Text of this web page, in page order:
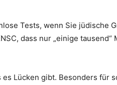
Tests, wenn Sie jüdische
dass nur „einige
es Lücken gibt. Besonders für